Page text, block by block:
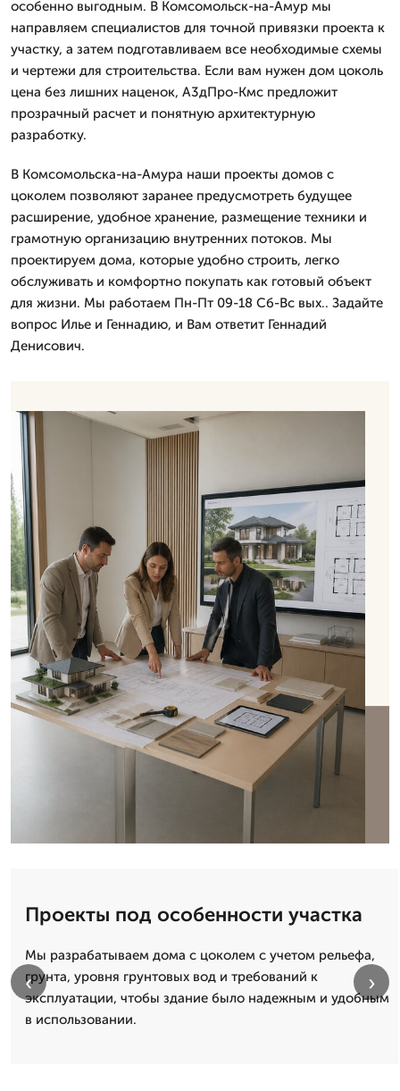
особенно выгодным. В Комсомольск-на-Амур мы
направляем специалистов для точной привязки проекта к
участку, а затем подготавливаем все необходимые схемы
и чертежи для строительства. Если вам нужен дом цоколь
цена без лишних наценок, А3дПро-Кмс предложит
прозрачный расчет и понятную архитектурную
разработку.
В Комсомольска-на-Амура наши проекты домов с
цоколем позволяют заранее предусмотреть будущее
расширение, удобное хранение, размещение техники и
грамотную организацию внутренних потоков. Мы
проектируем дома, которые удобно строить, легко
обслуживать и комфортно покупать как готовый объект
для жизни. Мы работаем Пн-Пт 09-18 Сб-Вс вых.. Задайте
вопрос Илье и Геннадию, и Вам ответит Геннадий
Денисович.
Проекты под особенности участка
Мы разрабатываем дома с цоколем с учетом рельефа,
грунта, уровня грунтовых вод и требований к
эксплуатации, чтобы здание было надежным и удобным
в использовании.
‹ ›